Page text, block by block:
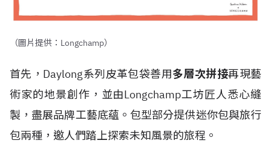
（圖片提供：Longchamp）
首先，Daylong系列皮革包袋善用多層次拼接再現藝
術家的地景創作，並由Longchamp工坊匠人悉心縫
製，盡展品牌工藝底蘊。包型部分提供迷你包與旅行
包兩種，邀人們踏上探索未知風景的旅程。